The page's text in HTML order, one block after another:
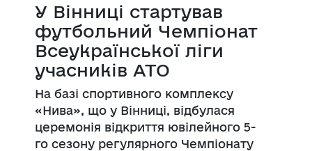
У Вінниці стартував
футбольний Чемпіонат
Всеукраїнської ліги
учасників АТО
На базі спортивного комплексу
«Нива», що у Вінниці, відбулася
церемонія відкриття ювілейного 5-
го сезону регулярного Чемпіонату